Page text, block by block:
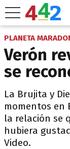
PLANETA
Verón
se
La Brujita y
momentos en
la relación se
hubiera
Video.